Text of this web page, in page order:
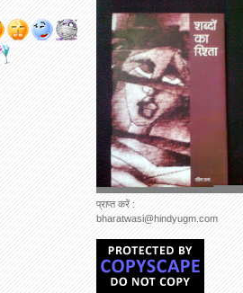
प्राप्त करें :
bharatwasi@hindyugm.com